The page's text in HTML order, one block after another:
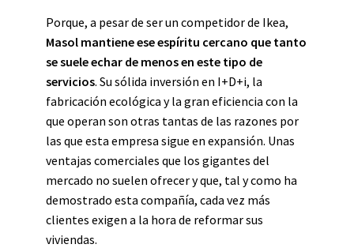
Porque, a pesar de ser un competidor de Ikea,
Masol mantiene ese espíritu cercano que tanto
se suele echar de menos en este tipo de
servicios. Su sólida inversión en I+D+i, la
fabricación ecológica y la gran eficiencia con la
que operan son otras tantas de las razones por
las que esta empresa sigue en expansión. Unas
ventajas comerciales que los gigantes del
mercado no suelen ofrecer y que, tal y como ha
demostrado esta compañía, cada vez más
clientes exigen a la hora de reformar sus
viviendas.